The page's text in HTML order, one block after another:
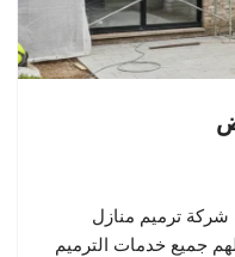
ترميم منازل
لهم جميع خدمات الترميم